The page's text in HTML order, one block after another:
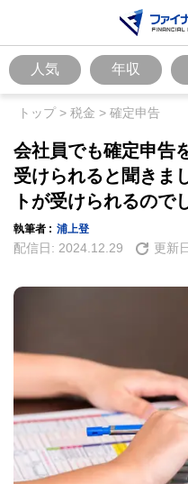
人気 年収
トップ> 税金 > 確定申告
会社員でも確定申告
受けられると聞きま
トが受けられるので
執筆者 : 浦上登
配信日: 2024.12.29 更新